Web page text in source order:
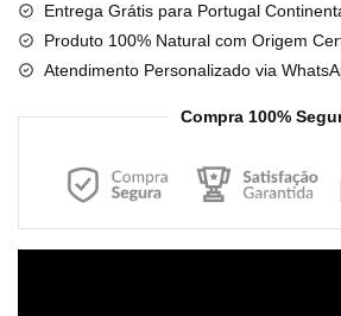
Telemóvel
Blush
-
Entrega Grátis para Portugal
Produto 100% Natural com Origem
Atendimento Personalizado via
Compra 100%